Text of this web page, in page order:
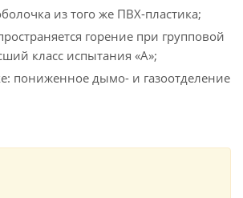
из того же ПВХ-пластика;
горение при групповой
класс испытания «А»;
пониженное дымо- и газоотделение